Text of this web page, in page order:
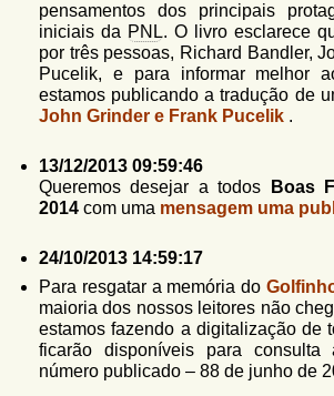
pensamentos dos principais
iniciais da PNL. O livro esclarece
por três pessoas, Richard Bandler,
Pucelik, e para informar melhor
estamos publicando a tradução de
John Grinder e Frank Pucelik .
13/12/2013 09:59:46
Queremos desejar a todos
Boas
2014 com uma mensagem uma
24/10/2013 14:59:17
Para resgatar a memória do
maioria dos nossos leitores não
estamos fazendo a digitalização de
ficarão disponíveis para
número publicado – 88 de junho de